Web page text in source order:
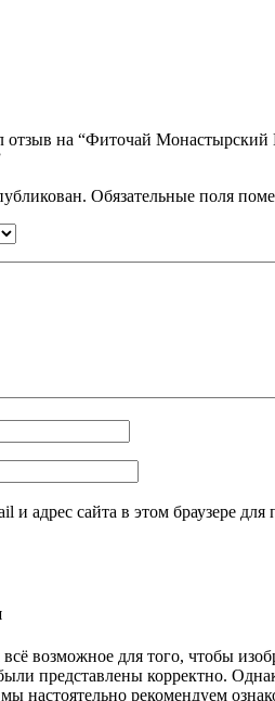
отзыв на “Фиточай
Обязательные поля
и адрес сайта в этом браузере
возможное для того, чтобы
представлены корректно.
настоятельно рекомендуем